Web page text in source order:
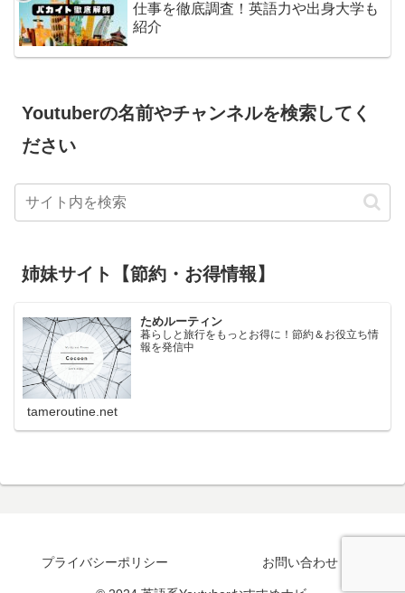
仕事を徹底調査！英語力や出身大学も
紹介
Youtuberの名前やチャンネルを検索してく
ださい
姉妹サイト【節約・お得情報】
ためルーティン
暮らしと旅行をもっとお得に！節約＆お役立ち情
報を発信中
tameroutine.net
プライバシーポリシー お問い合わせ